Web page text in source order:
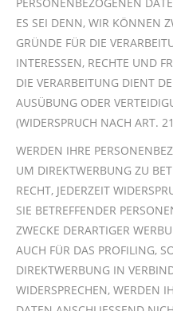
ES SEI DENN, WIR KÖNNEN
GRÜNDE FÜR DIE
INTERESSEN, RECHTE UND
DIE VERARBEITUNG DIENT
AUSÜBUNG ODER
(WIDERSPRUCH NACH ART.
WERDEN IHRE
UM DIREKTWERBUNG ZU
RECHT, JEDERZEIT
SIE BETREFFENDER
ZWECKE DERARTIGER
AUCH FÜR DAS PROFILING,
DIREKTWERBUNG IN
WIDERSPRECHEN, WERDEN